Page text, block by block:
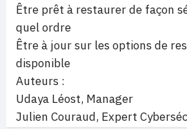
Être prêt à restaurer de façon
quel ordre
Être à jour sur les options de
disponible
Auteurs :
Udaya Léost, Manager
Julien Couraud, Expert